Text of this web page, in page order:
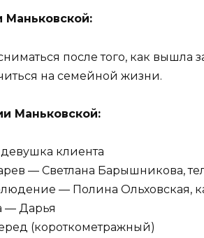
после того, как
на семейной жизни.
Маньковской:
клиента
— Светлана Барышникова,
— Полина Ольховская,
— Дарья
(короткометражный)